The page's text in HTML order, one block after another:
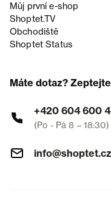
Můj první e-shop
Shoptet.TV
Obchodiště
Shoptet Status
Máte dotaz?
+420 604 600
(Po - Pá 8 – 18:30)
info@shoptet.cz